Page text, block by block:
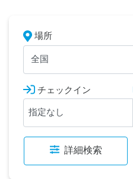
場所
全国
チェックイン
詳細検索